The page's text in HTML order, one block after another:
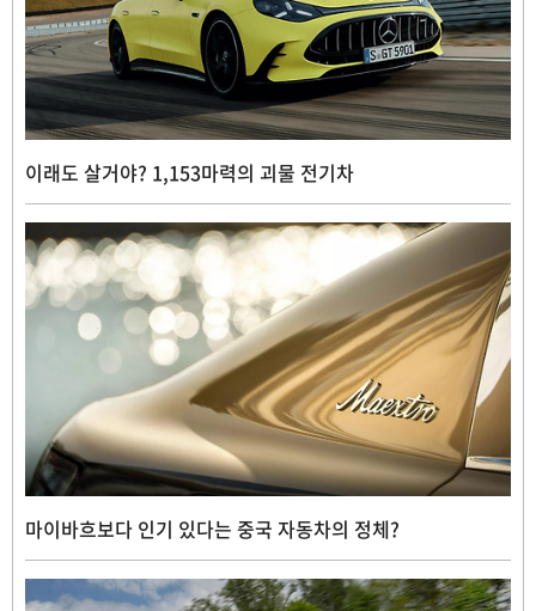
이래도 살거야? 1,153마력의 괴물 전기차
마이바흐보다 인기 있다는 중국 자동차의 정체?